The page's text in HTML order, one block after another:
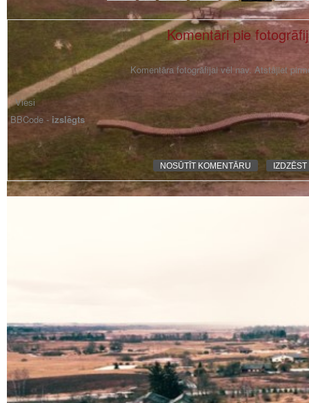
Komentāri pie
Komentāra fotogrāfijai vēl nav. Atstājiet
BBCode - izslēgts